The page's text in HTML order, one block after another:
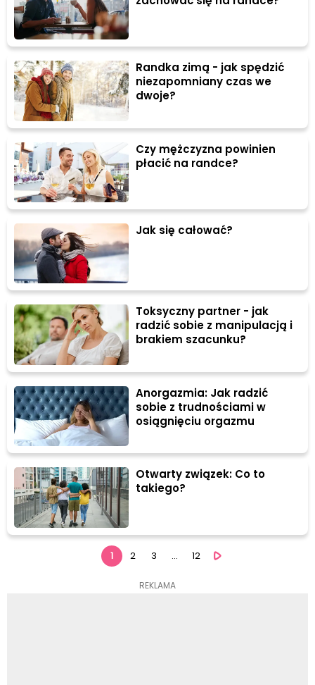
Randka zimą - jak spędzić
niezapomniany czas we
dwoje?
Czy mężczyzna powinien
płacić na randce?
Jak się całować?
Toksyczny partner - jak
radzić sobie z manipulacją i
brakiem szacunku?
Anorgazmia: Jak radzić
sobie z trudnościami w
osiągnięciu orgazmu
Otwarty związek: Co to
takiego?
1 2 3 ... 12
REKLAMA